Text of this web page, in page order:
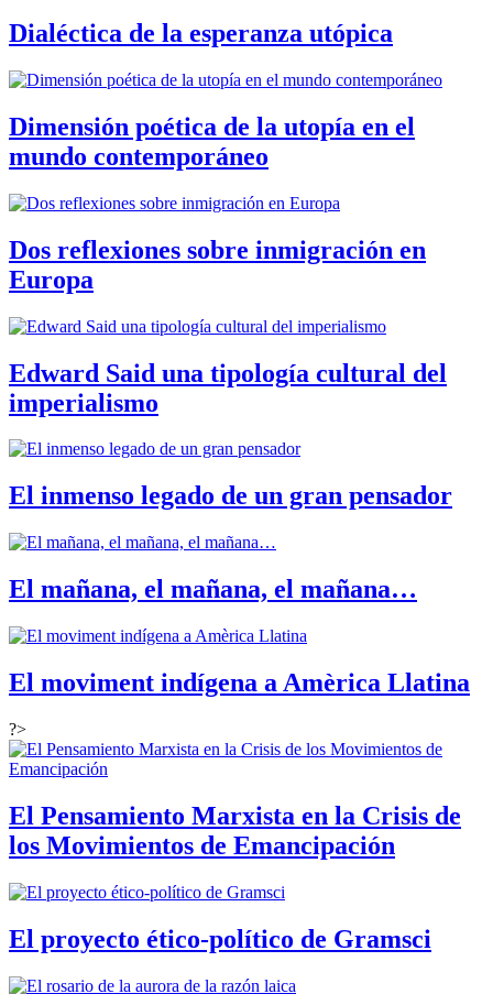
Dialéctica de la esperanza utópica
Dimensión poética de la utopía en el
mundo contemporáneo
Dos reflexiones sobre inmigración en
Europa
Edward Said una tipología cultural del
imperialismo
El inmenso legado de un gran pensador
El mañana, el mañana, el mañana…
El moviment indígena a Amèrica Llatina
?>
El Pensamiento Marxista en la Crisis de
los Movimientos de Emancipación
El proyecto ético-político de Gramsci